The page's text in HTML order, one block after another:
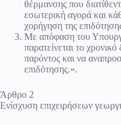
θέρμανσης που
εσωτερική αγορά και
χορήγηση της
Με απόφαση του
παρατείνεται το
παρόντος και να
επιδότησης.».
Άρθρο 2
Ενίσχυση επιχειρήσεων